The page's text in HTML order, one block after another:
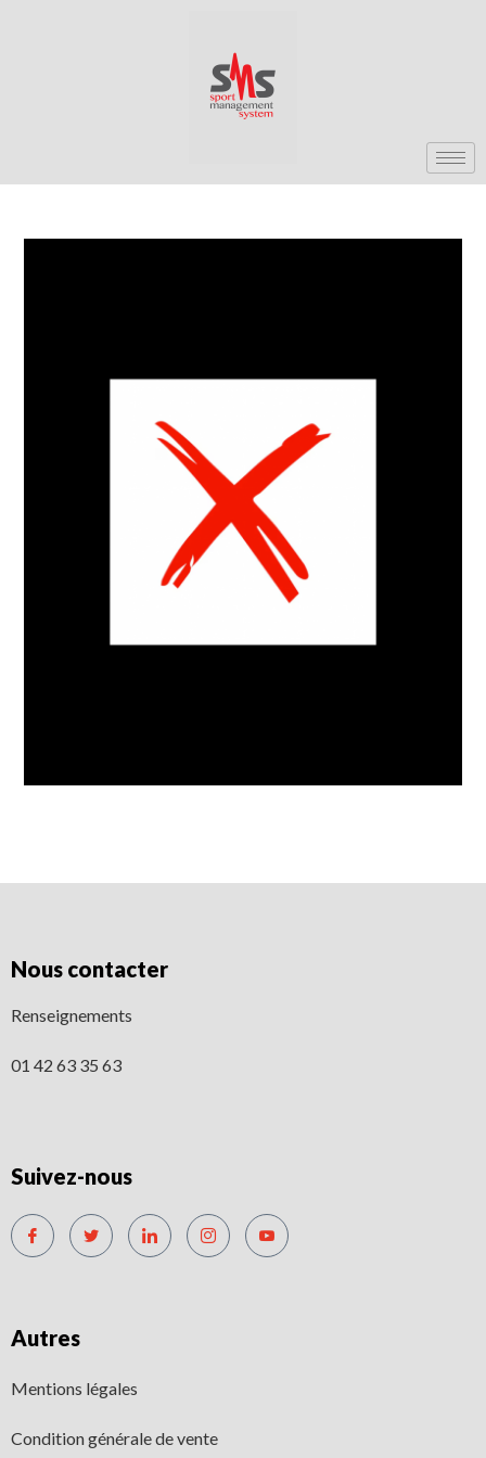
Nous contacter
Renseignements
01 42 63 35 63
Suivez-nous
Autres
Mentions légales
Condition générale de vente